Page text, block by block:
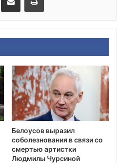
Белоусов выразил
соболезнования в связи со
смертью артистки
Людмилы Чурсиной